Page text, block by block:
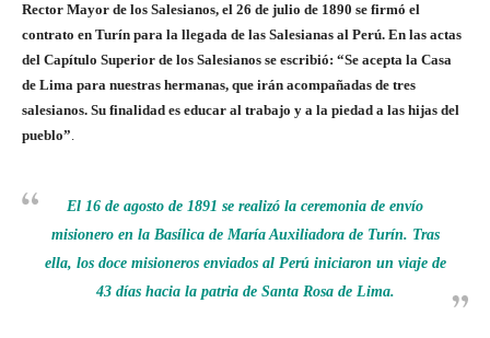
Rector Mayor de los Salesianos, el 26 de julio de 1890 se firmó el
contrato en Turín para la llegada de las Salesianas al Perú. En las actas
del Capítulo Superior de los Salesianos se escribió: “Se acepta la Casa
de Lima para nuestras hermanas, que irán acompañadas de tres
salesianos. Su finalidad es educar al trabajo y a la piedad a las hijas del
pueblo”.
El 16 de agosto de 1891 se realizó la ceremonia de envío
misionero en la Basílica de María Auxiliadora de Turín. Tras
ella, los doce misioneros enviados al Perú iniciaron un viaje de
43 días hacia la patria de Santa Rosa de Lima.